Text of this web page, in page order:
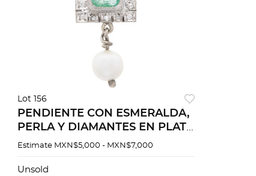
Lot 156
PENDIENTE CON ESMERALDA,
PERLA Y DIAMANTES EN PLATA
PALADIO
Estimate MXN$5,000 - MXN$7,000
Unsold